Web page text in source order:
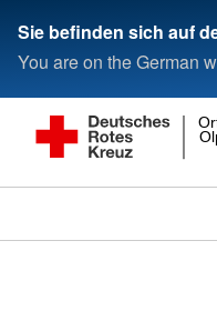
Sie befinden sich auf
You are on the German